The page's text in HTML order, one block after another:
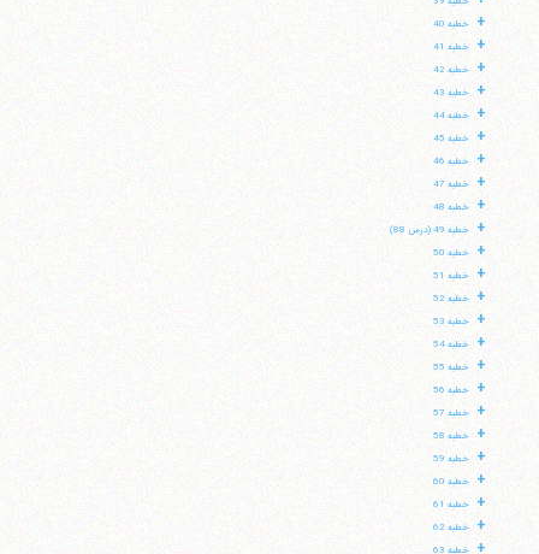
+ خطبه 40
+ خطبه 41
+ خطبه 42
+ خطبه 43
+ خطبه 44
+ خطبه 45
+ خطبه 46
+ خطبه 47
+ خطبه 48
+ خطبه 49 (درس 88)
+ خطبه 50
+ خطبه 51
+ خطبه 52
+ خطبه 53
+ خطبه 54
+ خطبه 55
+ خطبه 56
+ خطبه 57
+ خطبه 58
+ خطبه 59
+ خطبه 60
+ خطبه 61
+ خطبه 62
+ خطبه 63